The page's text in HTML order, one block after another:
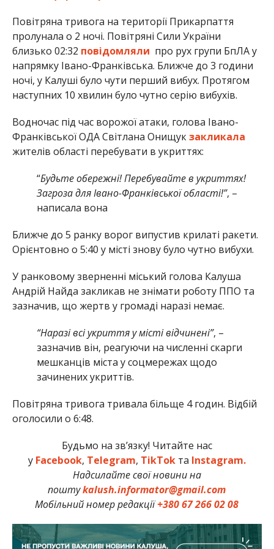
Повітряна тривога на території Прикарпаття
пролунала о 2 ночі. Повітряні Сили України
близько 02:32 повідомляли про рух групи БпЛА у
напрямку Івано-Франківська. Ближче до 3 години
ночі, у Калуші було чути перший вибух. Протягом
наступних 10 хвилин було чутно серію вибухів.
Водночас під час ворожої атаки, голова Івано-
Франківської ОДА Світлана Онищукзакликала
жителів області перебувати в укриттях:
“Будьте обережні! Перебувайте в укриттях!
Загроза для Івано-Франківської області!”, –
написала вона
Ближче до 5 ранку ворог випустив крилаті ракети.
Орієнтовно о 5:40 у місті знову було чутно вибухи.
У ранковому зверненні міський голова Калуша
Андрій Найда закликав не знімати роботу ППО та
зазначив, що жертв у громаді наразі немає.
“Наразі всі укриття у місті відчинені”, –
зазначив він, реагуючи на численні скарги
мешканців міста у соцмережах щодо
зачинених укриттів.
Повітряна тривога тривала більще 4 годин. Відбій
оголосили о 6:48.
Будьмо на зв’язку! Читайте нас
у Facebook, Telegram, TikTokта Instagram.
Надсилайте свої новини на
поштуkalush.informator@gmail.com
Мобільний номер редакції+380 67 266 02 08